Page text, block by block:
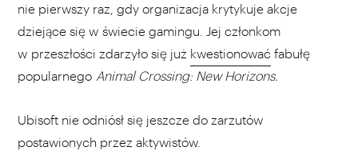
nie pierwszy raz, gdy organizacja krytykuje akcje
dziejące się w świecie gamingu. Jej członkom
w przeszłości zdarzyło się już kwestionować fabułę
popularnego Animal Crossing: New Horizons.
Ubisoft nie odniósł się jeszcze do zarzutów
postawionych przez aktywistów.